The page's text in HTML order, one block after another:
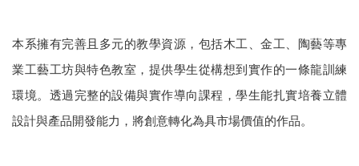
本系擁有完善且多元的教學資源，包括木工、金工、陶藝等專
業工藝工坊與特色教室，提供學生從構想到實作的一條龍訓練
環境。透過完整的設備與實作導向課程，學生能扎實培養立體
設計與產品開發能力，將創意轉化為具市場價值的作品。